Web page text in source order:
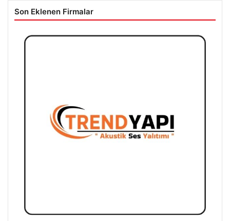
Son Eklenen Firmalar